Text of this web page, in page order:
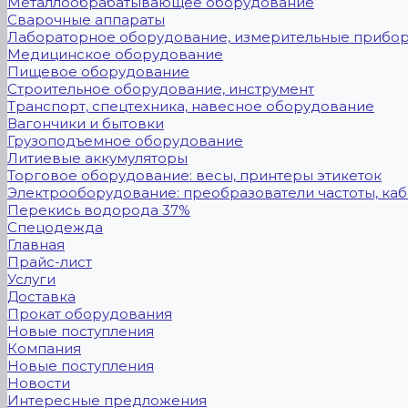
Сварочные аппараты
Лабораторное оборудование, измерительные
Медицинское оборудование
Пищевое оборудование
Строительное оборудование, инструмент
Транспорт, спецтехника, навесное оборудование
Вагончики и бытовки
Грузоподъемное оборудование
Литиевые аккумуляторы
Торговое оборудование: весы, принтеры этикеток
Электрооборудование: преобразователи частоты,
Перекись водорода 37%
Спецодежда
Главная
Прайс-лист
Услуги
Доставка
Прокат оборудования
Новые поступления
Компания
Новые поступления
Новости
Интересные предложения